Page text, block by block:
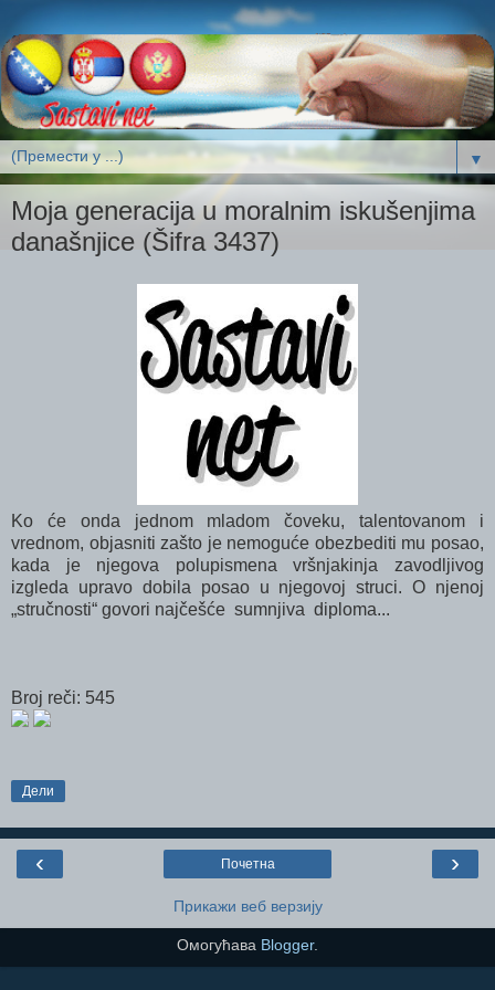
▼
Moja generacija u moralnim iskušenjima
današnjice (Šifra 3437)
Ko će onda jednom mladom čoveku, talentovanom i
vrednom, objasniti zašto je nemoguće obezbediti mu posao,
kada je njegova polupismena vršnjakinja zavodljivog
izgleda upravo dobila posao u njegovoj struci. O njenoj
„stručnosti“ govori najčešće sumnjiva diploma...
Broj reči: 545
Дели
‹ ›
Почетна
Прикажи веб верзију
Омогућава Blogger.